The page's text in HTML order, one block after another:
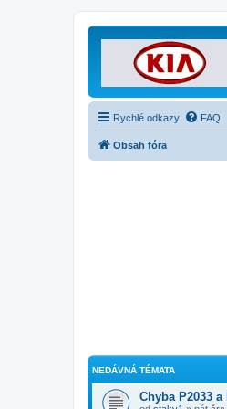
Rychlé odkazy FAQ
Obsah fóra
NEDÁVNÁ TÉMATA
Chyba P2033 a